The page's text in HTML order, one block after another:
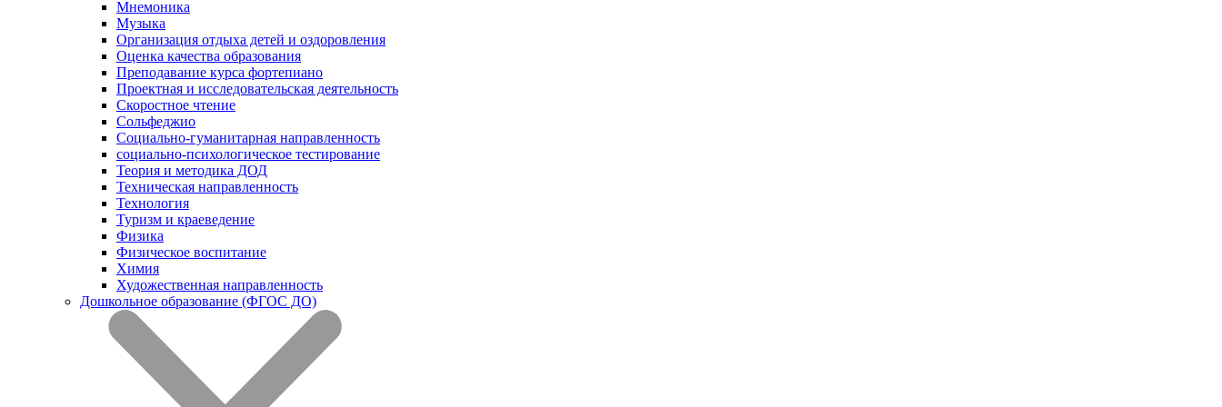
Мнемоника
Музыка
Организация отдыха детей и оздоровления
Оценка качества образования
Преподавание курса фортепиано
Проектная и исследовательская деятельность
Скоростное чтение
Сольфеджио
Социально-гуманитарная направленность
социально-психологическое тестирование
Теория и методика ДОД
Техническая направленность
Технология
Туризм и краеведение
Физика
Физическое воспитание
Химия
Художественная направленность
Дошкольное образование (ФГОС ДО)